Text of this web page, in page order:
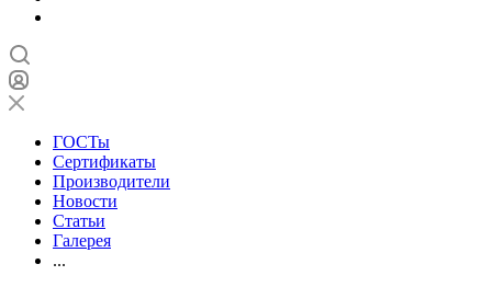
ГОСТы
Сертификаты
Производители
Новости
Статьи
Галерея
...